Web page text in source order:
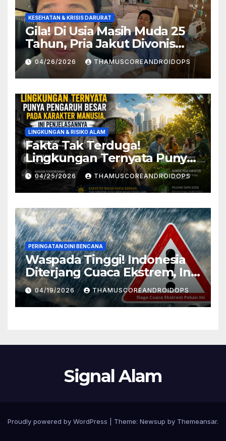
KESEHATAN & KRISIS DARURAT
Gila! Di Usia Masih Muda 25
Tahun, Pria Jakut Divonis
Kanker Limfoma, Ini Dugaan
Penyebabnya
04/26/2026 THAMUSCOREANDROIDOPS
LINGKUNGAN & RISIKO ALAM
Fakta Tak Terduga!
Lingkungan Ternyata Punya
Pengaruh Besar Pada
Karakter Manusia, Ini
Penjelasannya
04/25/2026 THAMUSCOREANDROIDOPS
PERINGATAN DINI BENCANA
Waspada Tinggi! Indonesia
Diterjang Cuaca Ekstrem, Ini
Daftar Daerah Rawan
04/19/2026 THAMUSCOREANDROIDOPS
Signal Alam
Proudly powered by WordPress Theme: Newsup by Themeansar.